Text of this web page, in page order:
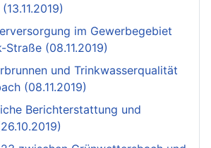
im Gewerbegebiet
Straße (08.11.2019)
und Trinkwasserqualität
(08.11.2019)
Berichterstattung und